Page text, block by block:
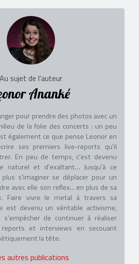
Au sujet de l'auteur
Ananké
pour prendre des photos avec un
de la folie des concerts : un peu
également ce que pense Leonor en
ses premiers live-reports qu'il
En peu de temps, c'est devenu
naturel et d'exaltant… Jusqu'à ce
plus s'imaginer se déplacer pour un
avec elle son reflex... en plus de sa
Faire vivre le metal à travers sa
est devenu un véritable activisme,
de continuer à réaliser
reports et interviews en secouant
la tête.
autres publications